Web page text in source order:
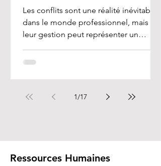
Les conflits sont une réalité inévitable
dans le monde professionnel, mais
leur gestion peut représenter un
1/17
Ressources Humaines